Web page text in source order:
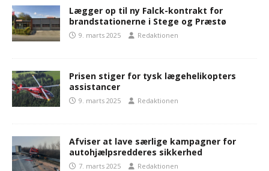
Lægger op til ny Falck-kontrakt for
brandstationerne i Stege og Præstø
9. marts 2025 Redaktionen
Prisen stiger for tysk lægehelikopters
assistancer
9. marts 2025 Redaktionen
Afviser at lave særlige kampagner for
autohjælpsredderes sikkerhed
7. marts 2025 Redaktionen